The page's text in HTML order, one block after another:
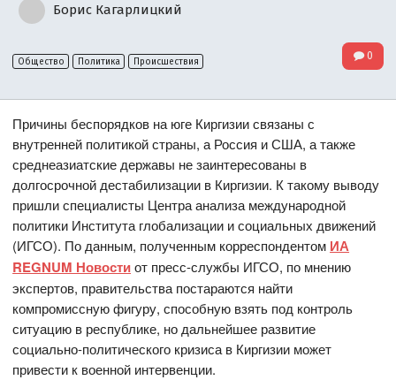
Борис Кагарлицкий
Общество Политика Происшествия 0
Причины беспорядков на юге Киргизии связаны с
внутренней политикой страны, а Россия и США, а также
среднеазиатские державы не заинтересованы в
долгосрочной дестабилизации в Киргизии. К такому выводу
пришли специалисты Центра анализа международной
политики Института глобализации и социальных движений
(ИГСО). По данным, полученным корреспондентом ИА
REGNUM Новостиот пресс-службы ИГСО, по мнению
экспертов, правительства постараются найти
компромиссную фигуру, способную взять под контроль
ситуацию в республике, но дальнейшее развитие
социально-политического кризиса в Киргизии может
привести к военной интервенции.